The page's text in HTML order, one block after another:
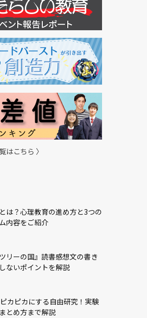
はこちら 〉
は？心理教育の進め方と3つの
内容をご紹介
リーの国』読書感想文の書き
ないポイントを解説
カピカにする自由研究！実験
とめ方まで解説